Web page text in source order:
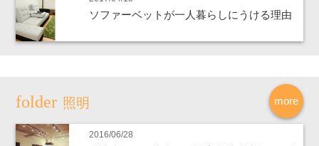
ソファーベットが一人暮らしにうける理由
more
照明
2016/06/28